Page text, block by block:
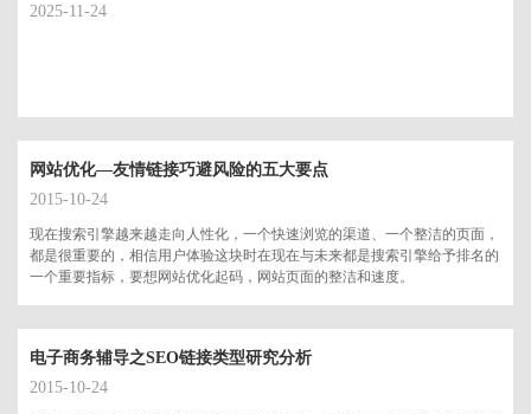
2025-11-24
网站优化—友情链接巧避风险的五大要点
2015-10-24
现在搜索引擎越来越走向人性化，一个快速浏览的渠道、一个整洁的页面，
都是很重要的，相信用户体验这块时在现在与未来都是搜索引擎给予排名的
一个重要指标，要想网站优化起码，网站页面的整洁和速度。
电子商务辅导之SEO链接类型研究分析
2015-10-24